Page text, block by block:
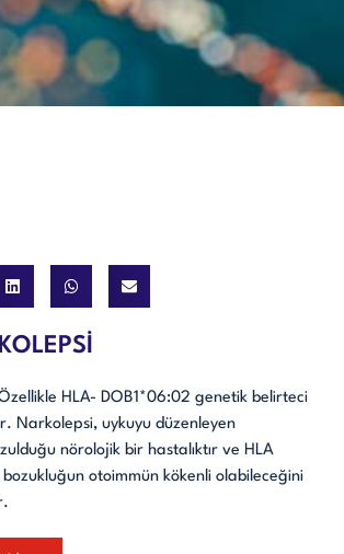
HLA- DOB1*06:02 genetik belirteci
Narkolepsi, uykuyu düzenleyen
nörolojik bir hastalıktır ve HLA
bozukluğun otoimmün kökenli olabileceğini